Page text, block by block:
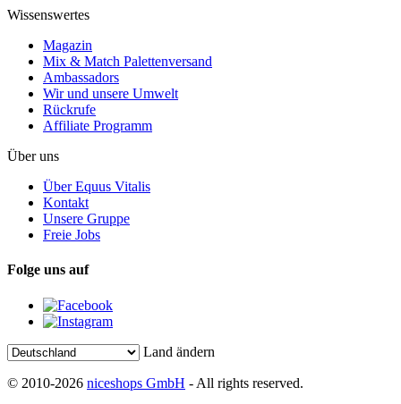
Wissenswertes
Magazin
Mix & Match Palettenversand
Ambassadors
Wir und unsere Umwelt
Rückrufe
Affiliate Programm
Über uns
Über Equus Vitalis
Kontakt
Unsere Gruppe
Freie Jobs
Folge uns auf
Land ändern
© 2010-2026 niceshops GmbH - All rights reserved.